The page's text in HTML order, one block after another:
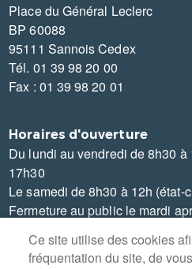
Place du Général Leclerc
BP 60088
95111 Sannois Cedex
Tél. 01 39 98 20 00
Fax : 01 39 98 20 01
Horaires d'ouverture
Du lundi au vendredi de 8h30
17h30
Le samedi de 8h30 à 12h (état-
Fermeture au public le mardi
Ce site utilise des cookies
fréquentation du site, de